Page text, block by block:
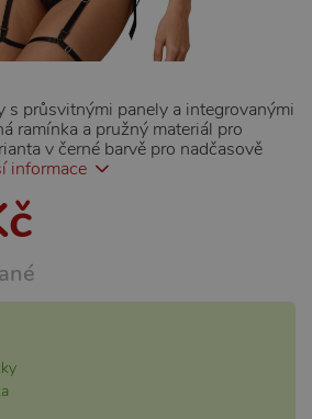
s průsvitnými panely a integrovanými
ramínka a pružný materiál pro
v černé barvě pro nadčasově
informace